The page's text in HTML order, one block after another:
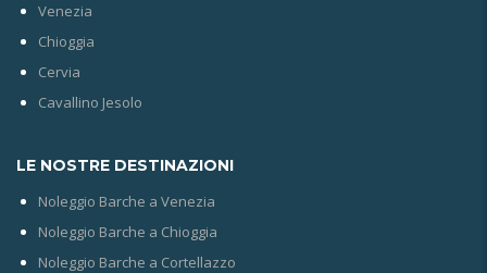
Venezia
Chioggia
Cervia
Cavallino Jesolo
LE NOSTRE DESTINAZIONI
Noleggio Barche a Venezia
Noleggio Barche a Chioggia
Noleggio Barche a Cortellazzo